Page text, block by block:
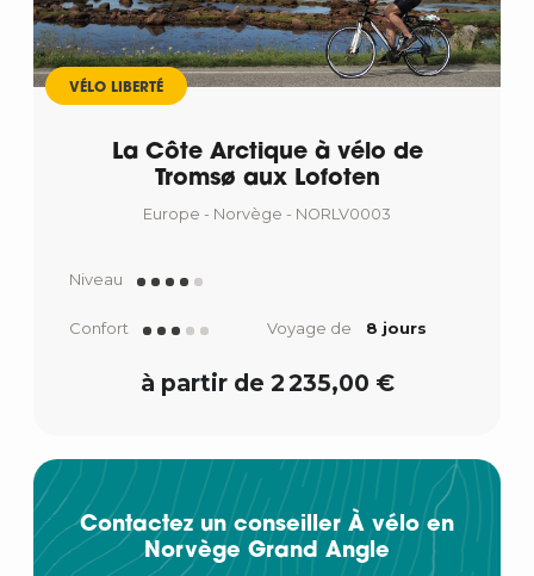
VÉLO LIBERTÉ
La Côte Arctique à vélo de
Tromsø aux Lofoten
Europe - Norvège - NORLV0003
Niveau
Confort Voyage de 8 jours
à partir de 2 235,00 €
Contactez un conseiller À vélo en
Norvège Grand Angle